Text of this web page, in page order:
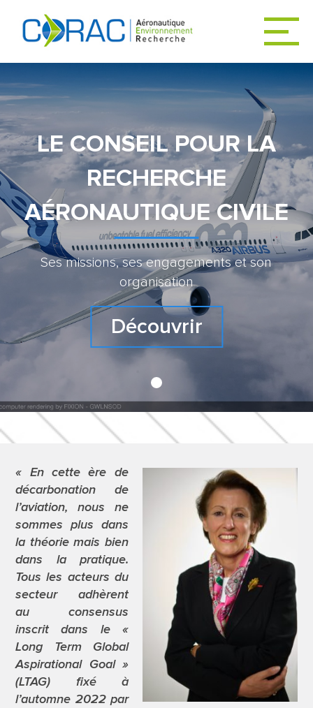
ACCUEIL
ACTUALITÉS
LE CORAC
DÉCARBONER
L’AVIATION
FEUILLE DE
TRAVAUX
CONTACT
LE CONSEIL POUR LA
RECHERCHE
AÉRONAUTIQUE CIVILE
Ses missions, ses engagements et son
organisation
Découvrir
« En cette ère de
décarbonation de
l’aviation, nous ne
sommes plus dans
la théorie mais bien
dans la pratique.
Tous les acteurs du
secteur adhèrent
au consensus
inscrit dans le «
Long Term Global
Aspirational Goal »
(LTAG) fixé à
l’automne 2022 par